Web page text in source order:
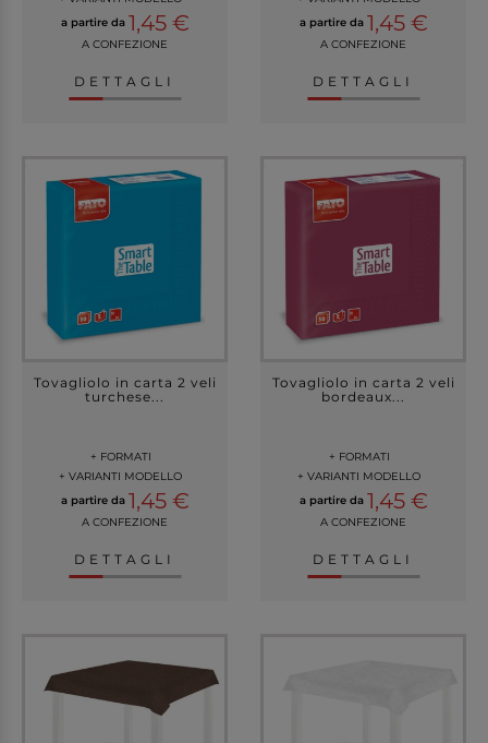
a partire da 1,45 €
A CONFEZIONE
DETTAGLI
a partire da 1,45 €
A CONFEZIONE
DETTAGLI
Tovagliolo in carta 2 veli
turchese...
+ FORMATI
+ VARIANTI MODELLO
a partire da 1,45 €
A CONFEZIONE
DETTAGLI
Tovagliolo in carta 2 veli
bordeaux...
+ FORMATI
+ VARIANTI MODELLO
a partire da 1,45 €
A CONFEZIONE
DETTAGLI